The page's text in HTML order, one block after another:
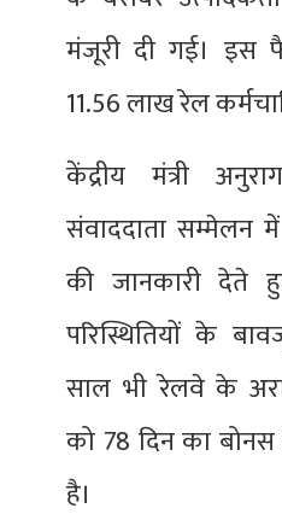
मंजूरी दी गई।
11.56 लाख रेल
केंद्रीय मंत्री
संवाददाता
की जानकारी देते
परिस्थितियों के
साल भी रेलवे के
को 78 दिन का
है।